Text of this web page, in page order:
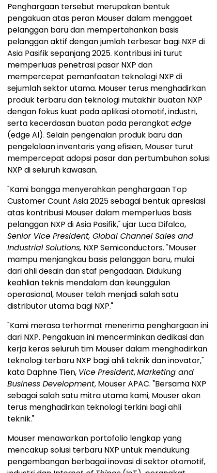
Penghargaan tersebut merupakan bentuk
pengakuan atas peran Mouser dalam menggaet
pelanggan baru dan mempertahankan basis
pelanggan aktif dengan jumlah terbesar bagi NXP di
Asia Pasifik sepanjang 2025. Kontribusi ini turut
memperluas penetrasi pasar NXP dan
mempercepat pemanfaatan teknologi NXP di
sejumlah sektor utama. Mouser terus menghadirkan
produk terbaru dan teknologi mutakhir buatan NXP
dengan fokus kuat pada aplikasi otomotif, industri,
serta kecerdasan buatan pada perangkat edge
(edge AI). Selain pengenalan produk baru dan
pengelolaan inventaris yang efisien, Mouser turut
mempercepat adopsi pasar dan pertumbuhan solusi
NXP di seluruh kawasan.
"Kami bangga menyerahkan penghargaan Top
Customer Count Asia 2025 sebagai bentuk apresiasi
atas kontribusi Mouser dalam memperluas basis
pelanggan NXP di Asia Pasifik," ujar Luca Difalco,
Senior Vice President, Global Channel Sales and
Industrial Solutions, NXP Semiconductors. "Mouser
mampu menjangkau basis pelanggan baru, mulai
dari ahli desain dan staf pengadaan. Didukung
keahlian teknis mendalam dan keunggulan
operasional, Mouser telah menjadi salah satu
distributor utama bagi NXP."
"Kami merasa terhormat menerima penghargaan ini
dari NXP. Pengakuan ini mencerminkan dedikasi dan
kerja keras seluruh tim Mouser dalam menghadirkan
teknologi terbaru NXP bagi ahli teknik dan inovator,"
kata Daphne Tien, Vice President,Marketing and
Business Development, Mouser APAC. "Bersama NXP
sebagai salah satu mitra utama kami, Mouser akan
terus menghadirkan teknologi terkini bagi ahli
teknik."
Mouser menawarkan portofolio lengkap yang
mencakup solusi terbaru NXP untuk mendukung
pengembangan berbagai inovasi di sektor otomotif,